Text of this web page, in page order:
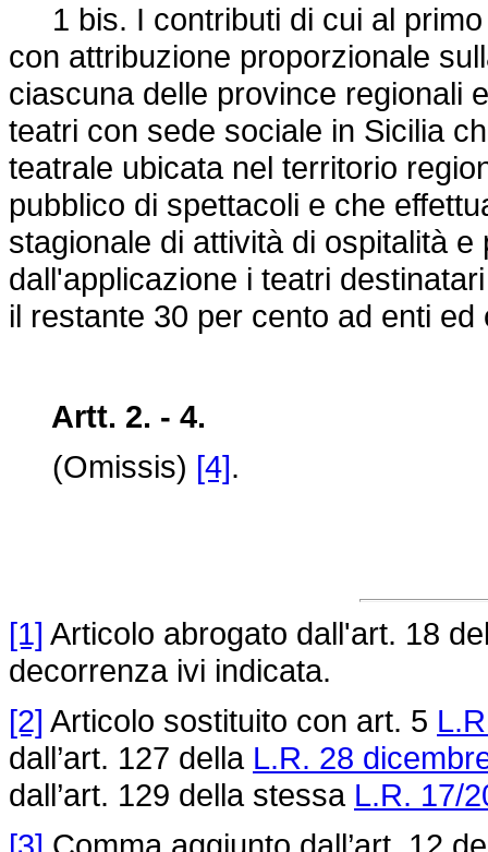
1 bis. I contributi di cui al primo
con attribuzione proporzionale
ciascuna delle province regionali
teatri con sede sociale in Sicilia
teatrale ubicata nel territorio
pubblico di spettacoli e che
stagionale di attività di ospitalità
dall'applicazione i teatri
il restante 30 per cento ad enti
Artt. 2. - 4.
(Omissis) [4].
[1] Articolo abrogato dall'art. 18
decorrenza ivi indicata.
[2] Articolo sostituito con art. 5
dall’art. 127 della L.R. 28
dall’art. 129 della stessa L.R. 17/